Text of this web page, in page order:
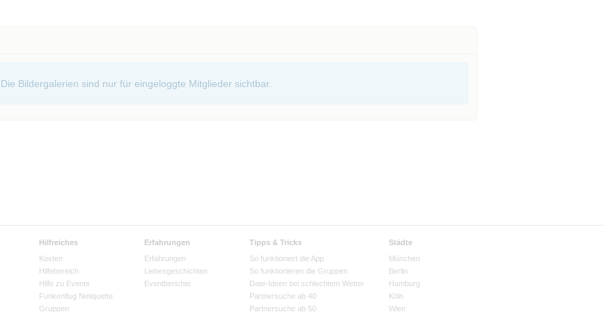
Die Bildergalerien sind nur für eingeloggte Mitglieder sichtbar.
Hilfreiches
Kosten
Hilfebereich
Hilfe zu Events
Funkenflug Netiquette
Gruppen
Erfahrungen
Erfahrungen
Liebesgeschichten
Eventberichte
Tipps & Tricks
So funktioniert die App
So funktionieren die Gruppen
Date-Ideen bei schlechtem Wetter
Partnersuche ab 40
Partnersuche ab 50
Städte
München
Berlin
Hamburg
Köln
Wien